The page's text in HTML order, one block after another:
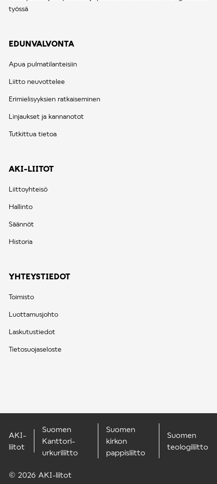
työssä
EDUNVALVONTA
Apua pulmatilanteisiin
Liitto neuvottelee
Erimielisyyksien ratkaiseminen
Linjaukset ja kannanotot
Tutkittua tietoa
AKI-LIITOT
Liittoyhteisö
Hallinto
Säännöt
Historia
YHTEYSTIEDOT
Toimisto
Luottamusjohto
Laskutustiedot
Tietosuojaseloste
© 2026 AKI-liitot
AKI-
liitot
Suomen
Kanttori-
urkuriliitto
Suomen
kirkon
pappisliitto
Suomen
teologiliitto